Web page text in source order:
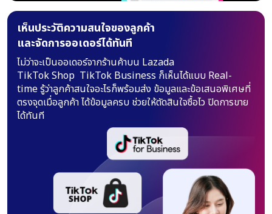
เห็นประวัติความสนใจของลูกค้า
และจัดการออเดอร์ได้ทันที
ไม่ว่าจะเป็นออเดอร์จากร้านค้าบน Lazada
TikTok Shop TikTok Business ก็เห็นได้แบบ Real-
time รู้ว่าลูกค้าสนใจอะไรก็พร้อมส่ง ข้อมูลและข้อเสนอพิเศษที่
ตรงจุดเมื่อลูกค้าได้ข้อมูลครบ ช่วยให้ตัดสินใจซื้อไว ปิดการขาย
ได้ทันที